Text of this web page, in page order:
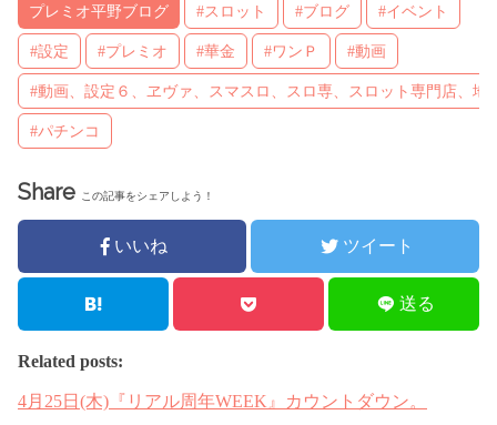
プレミオ平野ブログ #スロット #ブログ #イベント
#設定 #プレミオ #華金 #ワンＰ #動画
#動画、設定６、ヱヴァ、スマスロ、スロ専、スロット専門店、地
#パチンコ
Share この記事をシェアしよう！
いいね ツイート
送る
Related posts:
4月25日(木)『リアル周年WEEK』カウントダウン。